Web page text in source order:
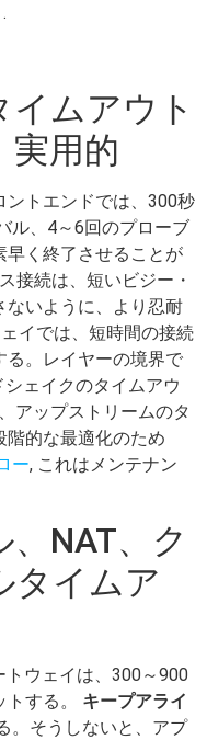
.
ムアウト
実用的
ントエンドでは、300秒
ル、4～6回のプローブ
早く終了させることが
接続は、短いビジー・
ないように、より忍耐
イでは、短時間の接続
る。レイヤーの境界で
ェイクのタイムアウ
アップストリームのタ
階的な最適化のため
ー, これはメンテナン
NAT、ク
タイムア
トウェイは、300～900
する。 キープアライ
。そうしないと、アプ